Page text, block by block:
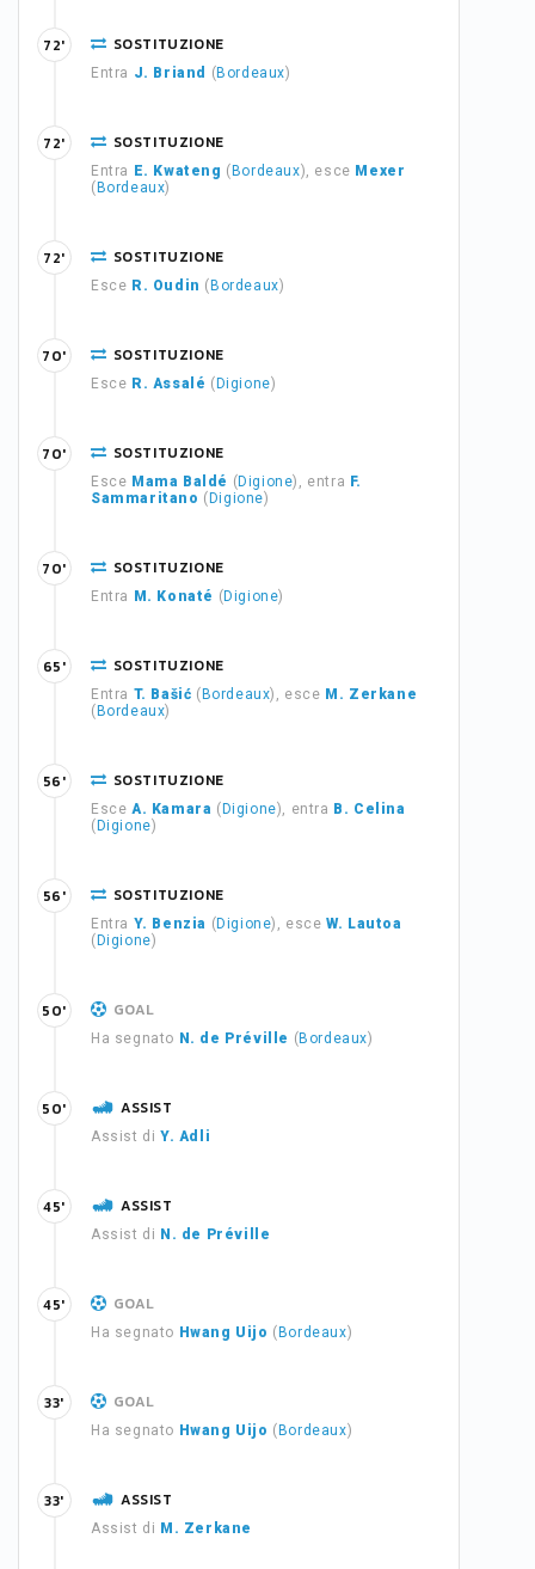
SOSTITUZIONE
Entra J. Briand ( Bordeaux)
72'
SOSTITUZIONE
Entra E. Kwateng ( Bordeaux), esce Mexer
( Bordeaux)
72'
SOSTITUZIONE
Esce R. Oudin ( Bordeaux)
72'
SOSTITUZIONE
Esce R. Assalé ( Digione)
70'
SOSTITUZIONE
Esce Mama Baldé ( Digione), entra F.
Sammaritano ( Digione)
70'
SOSTITUZIONE
Entra M. Konaté ( Digione)
70'
SOSTITUZIONE
Entra T. Bašić ( Bordeaux), esce M. Zerkane
( Bordeaux)
65'
SOSTITUZIONE
Esce A. Kamara ( Digione), entra B. Celina
( Digione)
56'
SOSTITUZIONE
Entra Y. Benzia ( Digione), esceW. Lautoa
( Digione)
56'
GOAL
Ha segnato N. de Préville ( Bordeaux)
50'
ASSIST
Assist di Y. Adli
50'
ASSIST
Assist di N. de Préville
45'
GOAL
Ha segnato Hwang Uijo ( Bordeaux)
45'
GOAL
Ha segnato Hwang Uijo ( Bordeaux)
33'
ASSIST
Assist di M. Zerkane
33'